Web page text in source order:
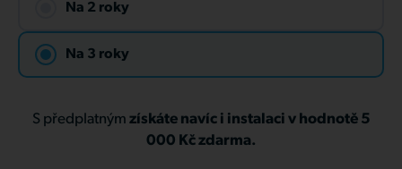
Na 2 roky
Na 3 roky
S předplatným získáte navíc i instalaci v hodnotě 5
000 Kč zdarma.